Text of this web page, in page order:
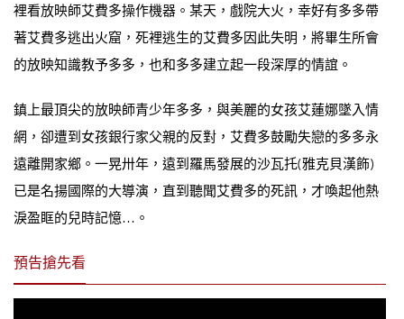
裡看放映師艾費多操作機器。某天，戲院大火，幸好有多多帶
著艾費多逃出火窟，死裡逃生的艾費多因此失明，將畢生所會
的放映知識教予多多，也和多多建立起一段深厚的情誼。
鎮上最頂尖的放映師青少年多多，與美麗的女孩艾蓮娜墜入情
網，卻遭到女孩銀行家父親的反對，艾費多鼓勵失戀的多多永
遠離開家鄉。一晃卅年，遠到羅馬發展的沙瓦托(雅克貝漢飾)
已是名揚國際的大導演，直到聽聞艾費多的死訊，才喚起他熱
淚盈眶的兒時記憶…。
預告搶先看